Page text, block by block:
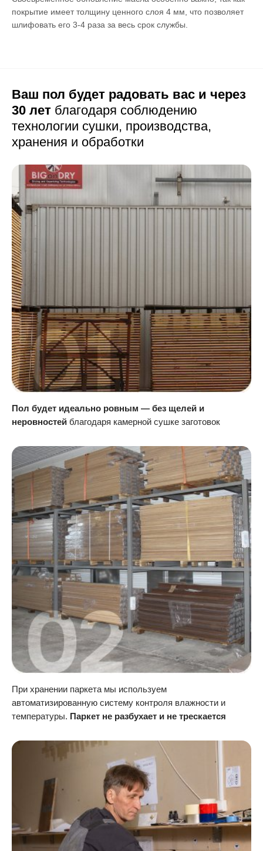
покрытие имеет толщину ценного слоя 4 мм, что позволяет
шлифовать его 3-4 раза за весь срок службы.
Ваш пол будет радовать вас и через
30 лет благодаря соблюдению
технологии сушки, производства,
хранения и обработки
Пол будет идеально ровным — без щелей и
неровностей благодаря камерной сушке заготовок
При хранении паркета мы используем
автоматизированную систему контроля влажности и
температуры. Паркет не разбухает и не трескается